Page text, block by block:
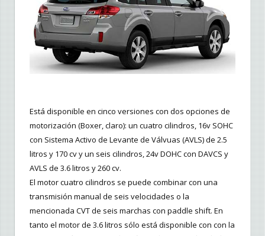
Está disponible en cinco versiones con dos opciones de
motorización (Boxer, claro): un cuatro cilindros, 16v SOHC
con Sistema Activo de Levante de Válvuas (AVLS) de 2.5
litros y 170 cv y un seis cilindros, 24v DOHC con DAVCS y
AVLS de 3.6 litros y 260 cv.
El motor cuatro cilindros se puede combinar con una
transmisión manual de seis velocidades o la
mencionada CVT de seis marchas con paddle shift. En
tanto el motor de 3.6 litros sólo está disponible con con la